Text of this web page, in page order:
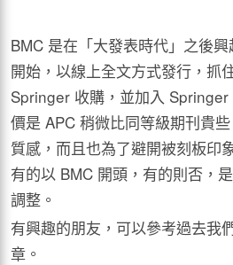
BMC 是在「大發表時代」之後
開始，以線上全文方式發行，抓
Springer 收購，並加入
價是 APC 稍微比同等級期刊貴
質感，而且也為了避開被刻板印
有的以 BMC 開頭，有的則否，
調整。
有興趣的朋友，可以參考過去我
章。